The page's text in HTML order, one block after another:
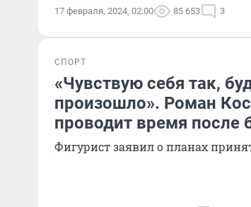
17 февраля, 2024, 02:00 85 653 3
СПОРТ
«Чувствую себя так,
произошло». Роман
проводит время после
Фигурист заявил о планах